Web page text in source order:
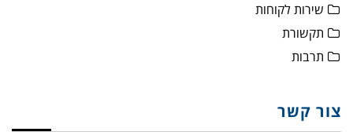
שירות לקוחות
תקשורת
תרבות
צור קשר